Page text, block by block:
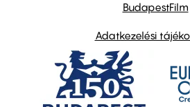
BudapestFilm
Adatkezelési